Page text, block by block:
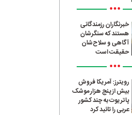
•••
خبرنگاران رزمندگانی
هستند که سنگرشان
آگاهی و سلاح‌شان
حقیقت است
•••
رویترز: آمریکا فروش
بیش از پنج هزار موشک
پاتریوت به چند کشور
عربی را تائید کرد